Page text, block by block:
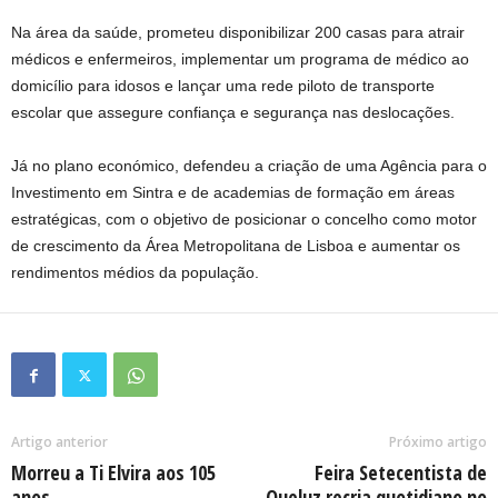
Na área da saúde, prometeu disponibilizar 200 casas para atrair
médicos e enfermeiros, implementar um programa de médico ao
domicílio para idosos e lançar uma rede piloto de transporte
escolar que assegure confiança e segurança nas deslocações.
Já no plano económico, defendeu a criação de uma Agência para o
Investimento em Sintra e de academias de formação em áreas
estratégicas, com o objetivo de posicionar o concelho como motor
de crescimento da Área Metropolitana de Lisboa e aumentar os
rendimentos médios da população.
Artigo anterior
Morreu a Ti Elvira aos 105
Próximo artigo
Feira Setecentista de